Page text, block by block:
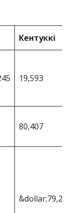
Кентуккі
19,593
80,407
&dollar;79,201